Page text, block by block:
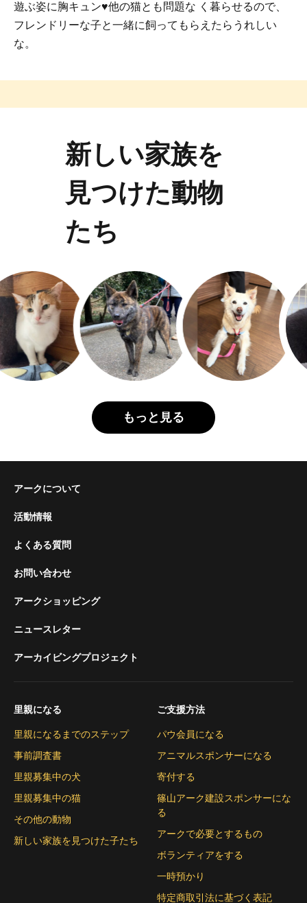
遊ぶ姿に胸キュン♥他の猫とも問題な く暮らせるので、
フレンドリーな子と一緒に飼ってもらえたらうれしい
な。
新しい家族を
見つけた動物
たち
もっと見る
アークについて
活動情報
よくある質問
お問い合わせ
アークショッピング
ニュースレター
アーカイビングプロジェクト
里親になる
里親になるまでのステップ
事前調査書
里親募集中の犬
里親募集中の猫
その他の動物
新しい家族を見つけた子たち
ご支援方法
パウ会員になる
アニマルスポンサーになる
寄付する
篠山アーク建設スポンサーにな
る
アークで必要とするもの
ボランティアをする
一時預かり
特定商取引法に基づく表記